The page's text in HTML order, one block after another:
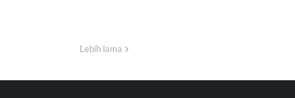
Lebih lama